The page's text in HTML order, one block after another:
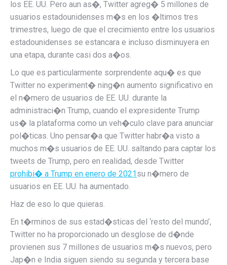
los EE. UU. Pero aun as�, Twitter agreg� 5 millones de
usuarios estadounidenses m�s en los �ltimos tres
trimestres, luego de que el crecimiento entre los usuarios
estadounidenses se estancara e incluso disminuyera en
una etapa, durante casi dos a�os.
Lo que es particularmente sorprendente aqu� es que
Twitter no experiment� ning�n aumento significativo en
el n�mero de usuarios de EE. UU. durante la
administraci�n Trump, cuando el expresidente Trump
us� la plataforma como un veh�culo clave para anunciar
pol�ticas. Uno pensar�a que Twitter habr�a visto a
muchos m�s usuarios de EE. UU. saltando para captar los
tweets de Trump, pero en realidad, desde Twitter
prohibi� a Trump en enero de 2021su n�mero de
usuarios en EE. UU. ha aumentado.
Haz de eso lo que quieras.
En t�rminos de sus estad�sticas del ‘resto del mundo’,
Twitter no ha proporcionado un desglose de d�nde
provienen sus 7 millones de usuarios m�s nuevos, pero
Jap�n e India siguen siendo su segunda y tercera base